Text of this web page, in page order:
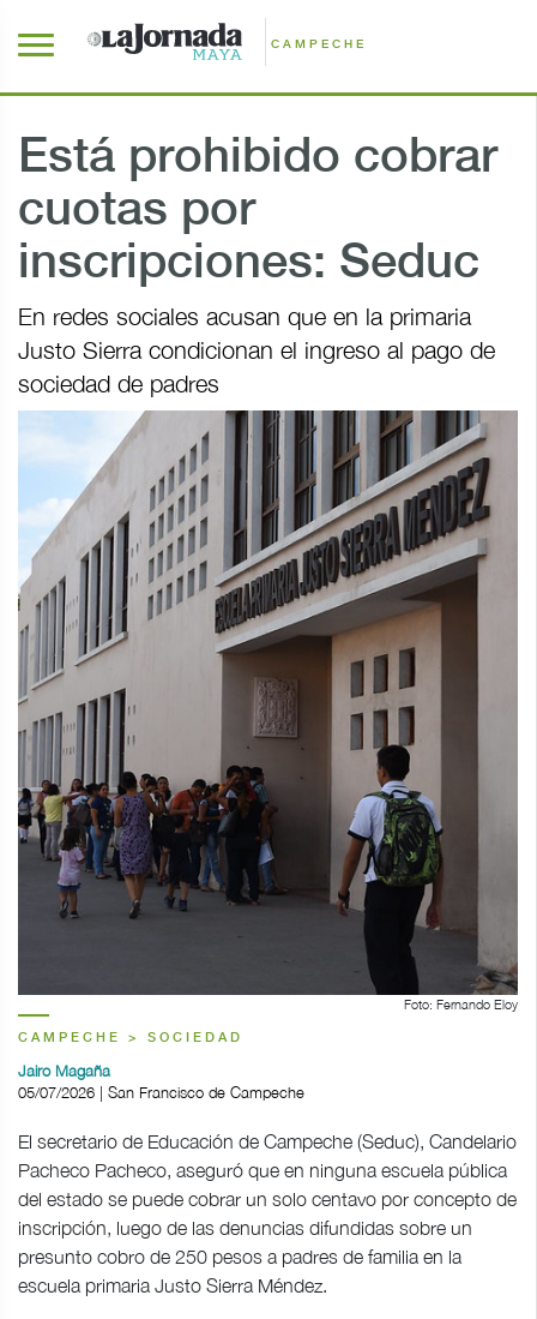
CAMPECHE
Está prohibido cobrar
cuotas por
inscripciones: Seduc
En redes sociales acusan que en la primaria
Justo Sierra condicionan el ingreso al pago de
sociedad de padres
Foto: Fernando Eloy
CAMPECHE > SOCIEDAD
Jairo Magaña
05/07/2026 | San Francisco de Campeche
El secretario de Educación de Campeche (Seduc), Candelario
Pacheco Pacheco, aseguró que en ninguna escuela pública
del estado se puede cobrar un solo centavo por concepto de
inscripción, luego de las denuncias difundidas sobre un
presunto cobro de 250 pesos a padres de familia en la
escuela primaria Justo Sierra Méndez.